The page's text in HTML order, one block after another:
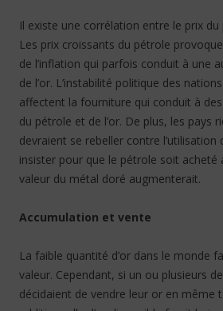
Il existe une corrélation entre le prix du
Les prix croissants du pétrole
de l’inflation qui parfois conduit à une
de l’or. L’instabilité politique des
affectent la fourniture qui conduit à
du pétrole et de l’or. De plus, les pays
devraient se rebeller contre l’utilisation
insister pour que le pétrole soit acheté
valeur du métal doré augmenterait.
Accumulation et vente
La faible quantité d’or dans le monde
valeur. Cependant, si un ou plusieurs
décidaient de vendre leur or en même